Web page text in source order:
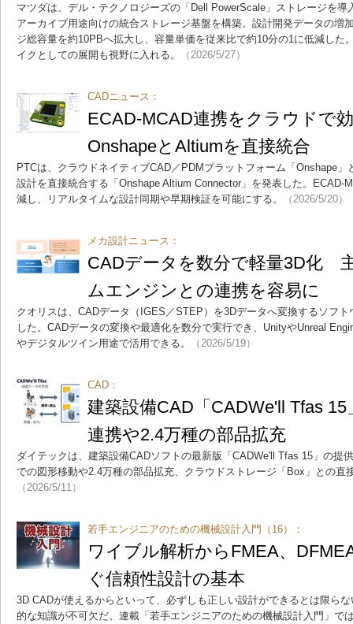
マツダは、デル・テクノロジーズの「Dell PowerScale」ストレージを
アーカイブ用途向けの統合ストレージ基盤を構築。設計開発データの増
ジ総容量を約10PBへ拡大し、容量単価を従来比で約10分の1に低減した
イクとしての展開も視野に入れる。
（2026/5/27）
CADニュース：
ECAD-MCAD連携をクラウドで
OnshapeとAltiumを直接統合
PTCは、クラウドネイティブCAD／PDMプラットフォーム「Onshape
設計を直接統合する「Onshape Altium Connector」を発表した。ECAD-
減し、リアルタイムな設計同期や早期検証を可能にする。
（2026/5/20）
メカ設計ニュース：
CADデータを数分で軽量3D化
ムエンジンとの連携を容易に
クオリスは、CADデータ（IGES／STEP）を3Dデータへ変換するソフ
した。CADデータの変換や最適化を数分で実行でき、UnityやUnreal
やデジタルツイン用途で活用できる。
（2026/5/19）
CAD：
建築設備CAD「CADWe'll Tfas
連携や2.4万種の部品拡充
ダイテックは、建築設備CADソフトの最新版「CADWe'll Tfas 15」の提
での図形移動や2.4万種の部品拡充、クラウドストレージ「Box」との直
（2026/5/11）
若手エンジニアのための機械設計入門（16）：
ワイブル解析からFMEA、
ぐ信頼性設計の基本
3D CADが使えるからといって、必ずしも正しい設計ができるとは限ら
的な知識が不可欠だ。連載「若手エンジニアのための機械設計入門」で